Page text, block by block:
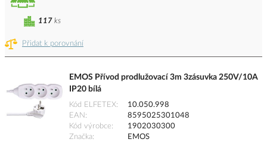
Přidat k porovnání
117 ks
EMOS Přívod prodlužovací 3m 3zásuvka 250V/10A
IP20 bílá
Kód ELFETEX
10.050.998
EAN
8595025301048
Kód výrobce
1902030300
Značka
EMOS